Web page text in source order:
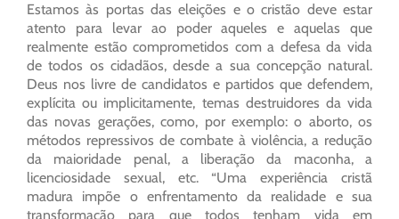
Estamos às portas das eleições e o cristão deve estar
atento para levar ao poder aqueles e aquelas que
realmente estão comprometidos com a defesa da vida
de todos os cidadãos, desde a sua concepção natural.
Deus nos livre de candidatos e partidos que defendem,
explícita ou implicitamente, temas destruidores da vida
das novas gerações, como, por exemplo: o aborto, os
métodos repressivos de combate à violência, a redução
da maioridade penal, a liberação da maconha, a
licenciosidade sexual, etc. “Uma experiência cristã
madura impõe o enfrentamento da realidade e sua
transformação para que todos tenham vida em